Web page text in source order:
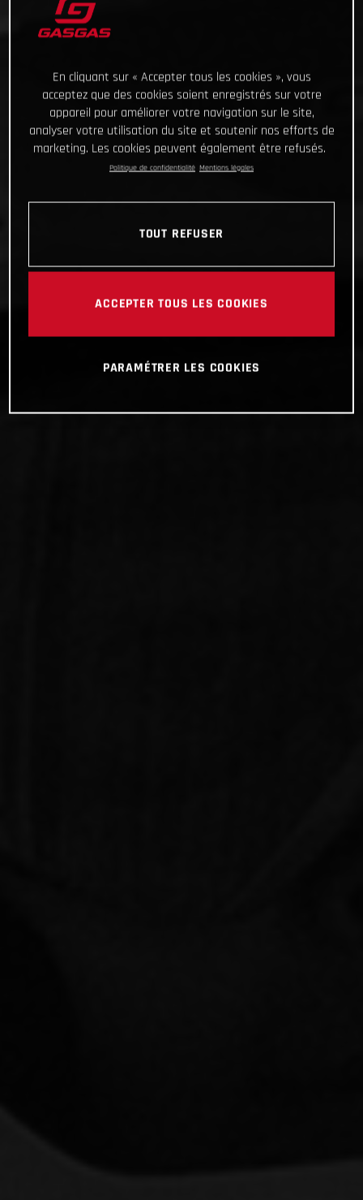
En cliquant sur « Accepter tous les cookies », vous
acceptez que des cookies soient enregistrés sur votre
appareil pour améliorer votre navigation sur le site,
analyser votre utilisation du site et soutenir nos efforts de
marketing. Les cookies peuvent également être refusés.
Politique de confidentialité Mentions légales
TOUT REFUSER
ACCEPTER TOUS LES COOKIES
PARAMÉTRER LES COOKIES